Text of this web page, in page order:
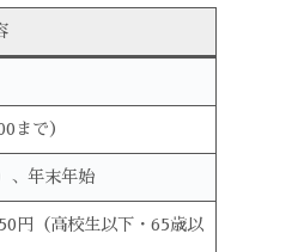
まで）
、年末年始
円（高校生以下・65歳以